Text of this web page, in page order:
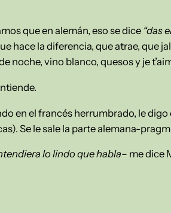
que en alemán, eso se dice “das
hace la diferencia, que atrae, que
noche, vino blanco, quesos y je
en el francés herrumbrado, le
Se le sale la parte alemana-
lo lindo que habla– me dice